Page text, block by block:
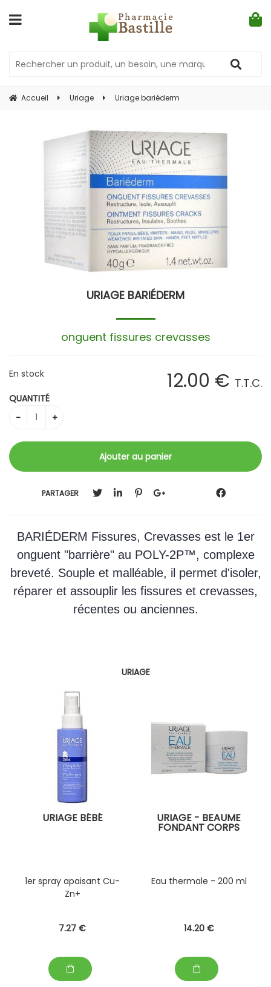
Accueil Uriage Uriage bariéderm
URIAGE BARIÉDERM
onguent fissures crevasses
12.00 € T.T.C.
En stock
QUANTITÉ
PARTAGER
BARIÉDERM Fissures, Crevasses est le 1er
onguent "barrière" au POLY-2P™, complexe
breveté. Souple et malléable, il permet d'isoler,
réparer et assouplir les fissures et crevasses,
récentes ou anciennes.
URIAGE
URIAGE BÉBÉ
1er spray apaisant Cu-
Zn+
7.27 €
URIAGE - BEAUME
FONDANT CORPS
Eau thermale - 200 ml
14.20 €